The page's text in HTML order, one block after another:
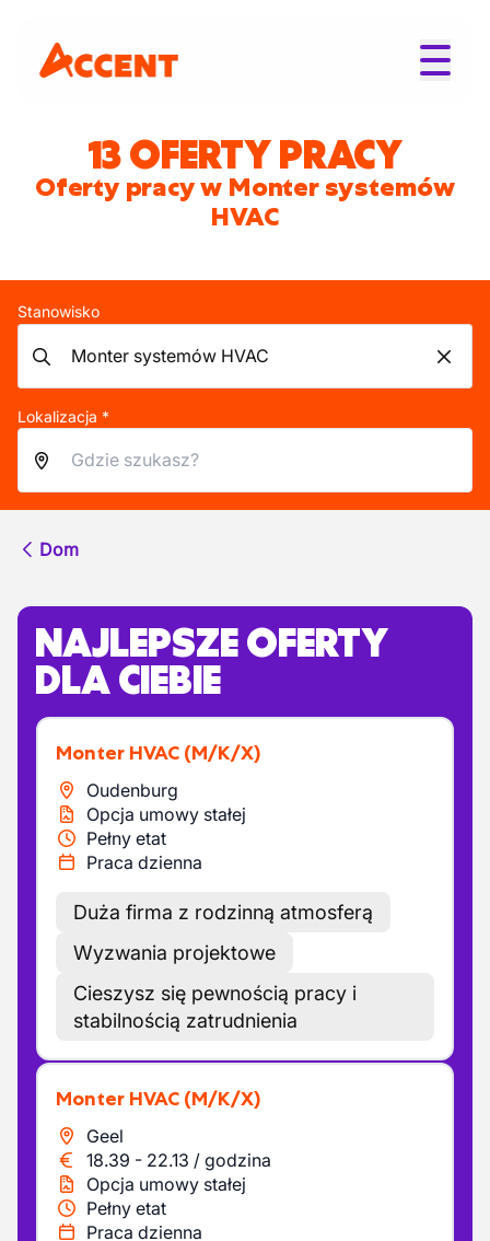
13 OFERTY PRACY
Oferty pracy w Monter systemów
HVAC
Stanowisko
Lokalizacja *
Dom
NAJLEPSZE OFERTY
DLA CIEBIE
Monter HVAC (M/K/X)
Oudenburg
Opcja umowy stałej
Pełny etat
Praca dzienna
Duża firma z rodzinną atmosferą
Wyzwania projektowe
Cieszysz się pewnością pracy i
stabilnością zatrudnienia
Monter HVAC (M/K/X)
Geel
18.39 - 22.13 / godzina
Opcja umowy stałej
Pełny etat
Praca dzienna